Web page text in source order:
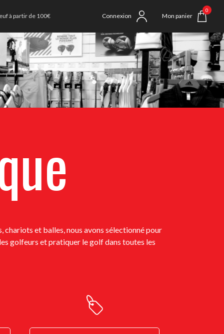
à partir de 100€ Connexion Mon panier
0
chariots et balles, nous avons sélectionné pour
golfeurs et pratiquer le golf dans toutes les